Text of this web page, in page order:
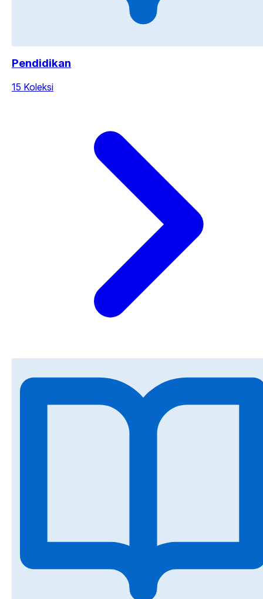
Pendidikan
15 Koleksi